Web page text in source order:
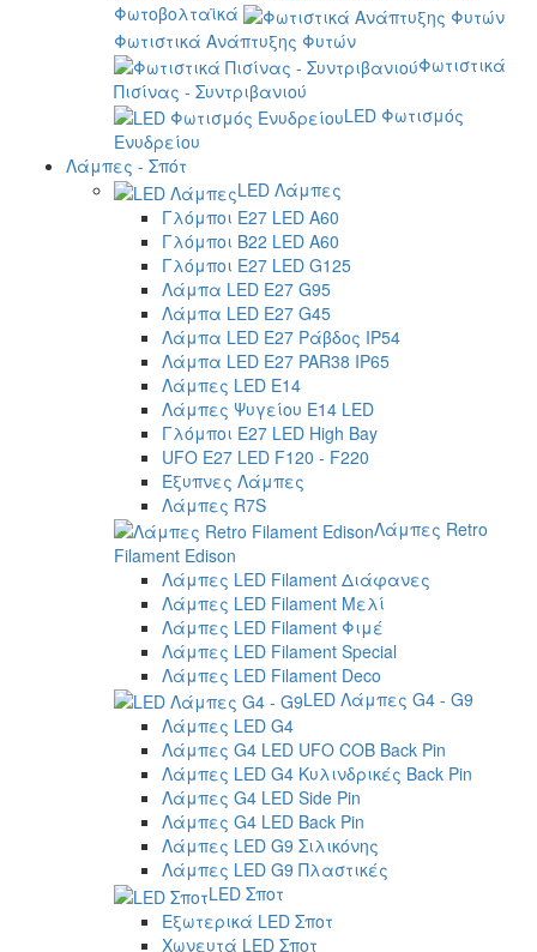
Φωτοβολταϊκά
Φωτιστικά Ανάπτυξης Φυτών
Φωτιστικά
Πισίνας - Συντριβανιού
LED Φωτισμός
Ενυδρείου
Λάμπες - Σπότ
LED Λάμπες
Γλόμποι E27 LED A60
Γλόμποι B22 LED A60
Γλόμποι E27 LED G125
Λάμπα LED E27 G95
Λάμπα LED E27 G45
Λάμπα LED E27 Ράβδος IP54
Λάμπα LED E27 PAR38 IP65
Λάμπες LED E14
Λάμπες Ψυγείου E14 LED
Γλόμποι E27 LED High Bay
UFO E27 LED F120 - F220
Έξυπνες Λάμπες
Λάμπες R7S
Λάμπες Retro
Filament Edison
Λάμπες LED Filament Διάφανες
Λάμπες LED Filament Μελί
Λάμπες LED Filament Φιμέ
Λάμπες LED Filament Special
Λάμπες LED Filament Deco
LED Λάμπες G4 - G9
Λάμπες LED G4
Λάμπες G4 LED UFO COB Back Pin
Λάμπες LED G4 Κυλινδρικές Back Pin
Λάμπες G4 LED Side Pin
Λάμπες G4 LED Back Pin
Λάμπες LED G9 Σιλικόνης
Λάμπες LED G9 Πλαστικές
LED Σποτ
Εξωτερικά LED Σποτ
Χωνευτά LED Σποτ